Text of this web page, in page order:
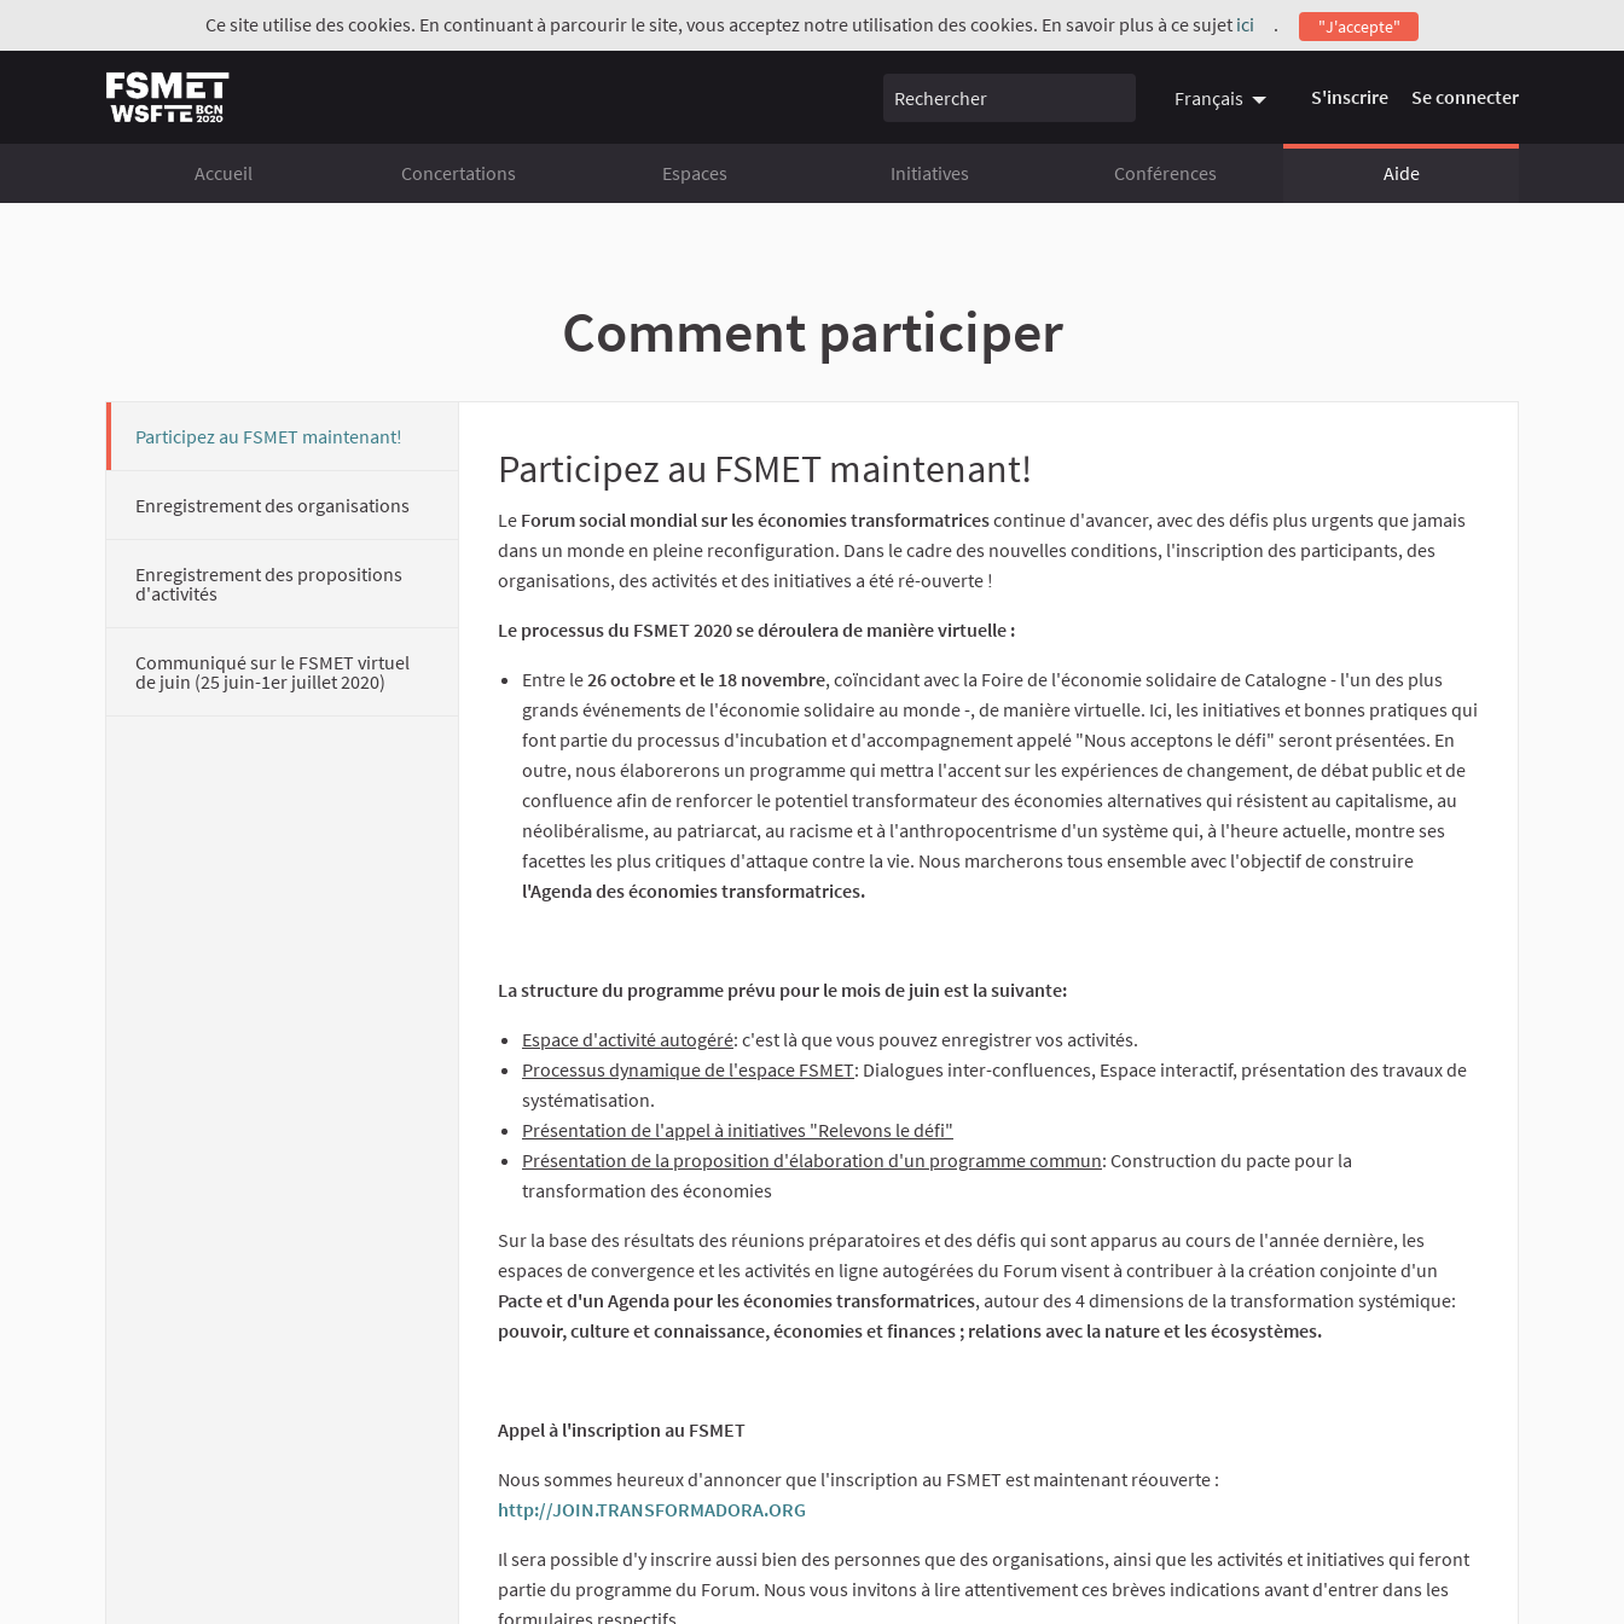
Ce site utilise des cookies. En continuant à parcourir le site, vous acceptez notre utilisation des cookies. En savoir plus à ce sujet ici
(Lien externe)
. "J'accepte"
Rechercher Français S'inscrire Se connecter
Accueil Concertations Espaces Initiatives Conférences Aide
Comment participer
Participez au FSMET maintenant!
Enregistrement des organisations
Enregistrement des propositions
d'activités
Communiqué sur le FSMET virtuel
de juin (25 juin-1er juillet 2020)
Participez au FSMET maintenant!
Le Forum social mondial sur les économies transformatricescontinue d'avancer, avec des défis plus urgents que jamais
dans un monde en pleine reconfiguration. Dans le cadre des nouvelles conditions, l'inscription des participants, des
organisations, des activités et des initiatives a été ré-ouverte !
Le processus du FSMET 2020 se déroulera de manière virtuelle :
Entre le26 octobre et le 18 novembre, coïncidant avec la Foire de l'économie solidaire de Catalogne - l'un des plus
grands événements de l'économie solidaire au monde -, de manière virtuelle. Ici, les initiatives et bonnes pratiques qui
font partie du processus d'incubation et d'accompagnement appelé "Nous acceptons le défi" seront présentées. En
outre, nous élaborerons un programme qui mettra l'accent sur les expériences de changement, de débat public et de
confluence afin de renforcer le potentiel transformateur des économies alternatives qui résistent au capitalisme, au
néolibéralisme, au patriarcat, au racisme et à l'anthropocentrisme d'un système qui, à l'heure actuelle, montre ses
facettes les plus critiques d'attaque contre la vie. Nous marcherons tous ensemble avec l'objectif de construire
l'Agenda des économies transformatrices.
La structure du programme prévu pour le mois de juin est la suivante:
Espace d'activité autogéré: c'est là que vous pouvez enregistrer vos activités.
Processus dynamique de l'espace FSMET: Dialogues inter-confluences, Espace interactif, présentation des travaux de
systématisation.
Présentation de l'appel à initiatives "Relevons le défi"
Présentation de la proposition d'élaboration d'un programme commun: Construction du pacte pour la
transformation des économies
Sur la base des résultats des réunions préparatoires et des défis qui sont apparus au cours de l'année dernière, les
espaces de convergence et les activités en ligne autogérées du Forum visent à contribuer à la création conjointe d'un
Pacte et d'un Agenda pour les économies transformatrices, autour des 4 dimensions de la transformation systémique:
pouvoir, culture et connaissance, économies et finances ; relations avec la nature et les écosystèmes.
Appel à l'inscription au FSMET
Nous sommes heureux d'annoncer que l'inscription au FSMET est maintenant réouverte :
http://JOIN.TRANSFORMADORA.ORG
Il sera possible d'y inscrire aussi bien des personnes que des organisations, ainsi que les activités et initiatives qui feront
partie du programme du Forum. Nous vous invitons à lire attentivement ces brèves indications avant d'entrer dans les